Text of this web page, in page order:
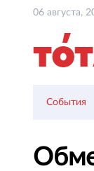
06 августа,
События